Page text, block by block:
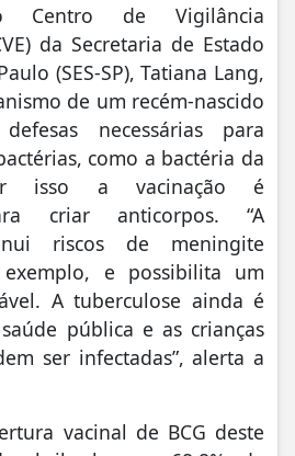
de Vigilância
da Secretaria de Estado
(SES-SP), Tatiana Lang,
de um recém-nascido
necessárias para
como a bactéria da
isso a vacinação é
criar anticorpos. “A
riscos de meningite
e possibilita um
A tuberculose ainda é
pública e as crianças
ser infectadas”, alerta a
vacinal de BCG deste